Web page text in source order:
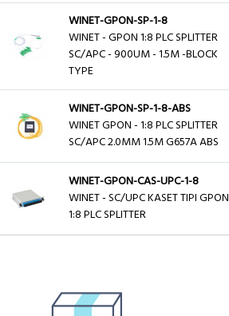
WINET-GPON-SP-1-8
WINET - GPON 1:8 PLC SPLITTER
SC/APC - 900UM - 1.5M -BLOCK
TYPE
WINET-GPON-SP-1-8-ABS
WINET GPON - 1:8 PLC SPLITTER
SC/APC 2.0MM 1.5M G657A ABS
WINET-GPON-CAS-UPC-1-8
WINET - SC/UPC KASET TIPI GPON
1:8 PLC SPLITTER
1:2 PLC SPLITTER